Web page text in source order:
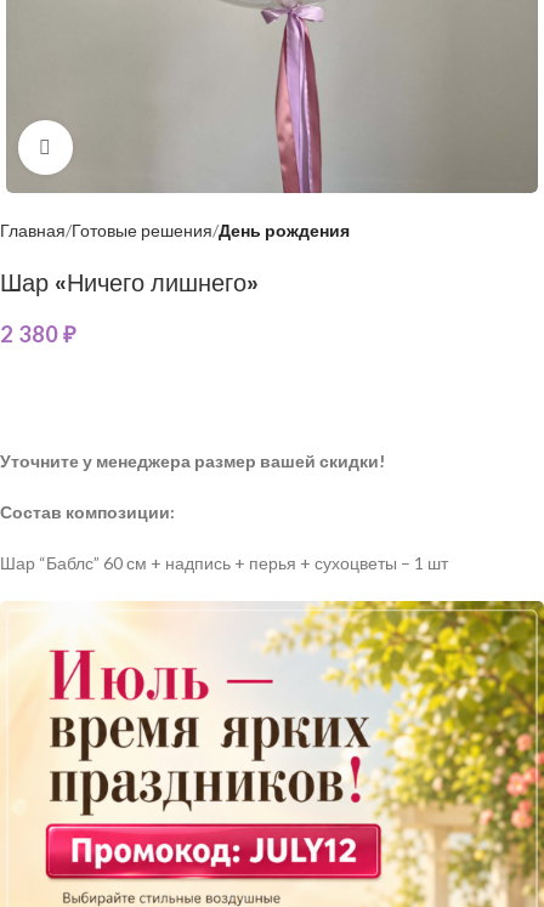
Нажмите, чтобы увеличить
Главная Готовые решения День рождения
Шар «Ничего лишнего»
2 380₽
Уточните у менеджера размер вашей скидки!
Состав композиции:
Шар “Баблс” 60 см + надпись + перья + сухоцветы – 1 шт